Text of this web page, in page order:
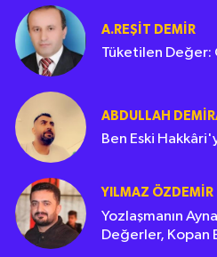
A.REŞIT DEMIR
Tüketilen Değer:
ABDULLAH
Ben Eski
YILMAZ ÖZDEMIR
Yozlaşmanın
Değerler, Kopan